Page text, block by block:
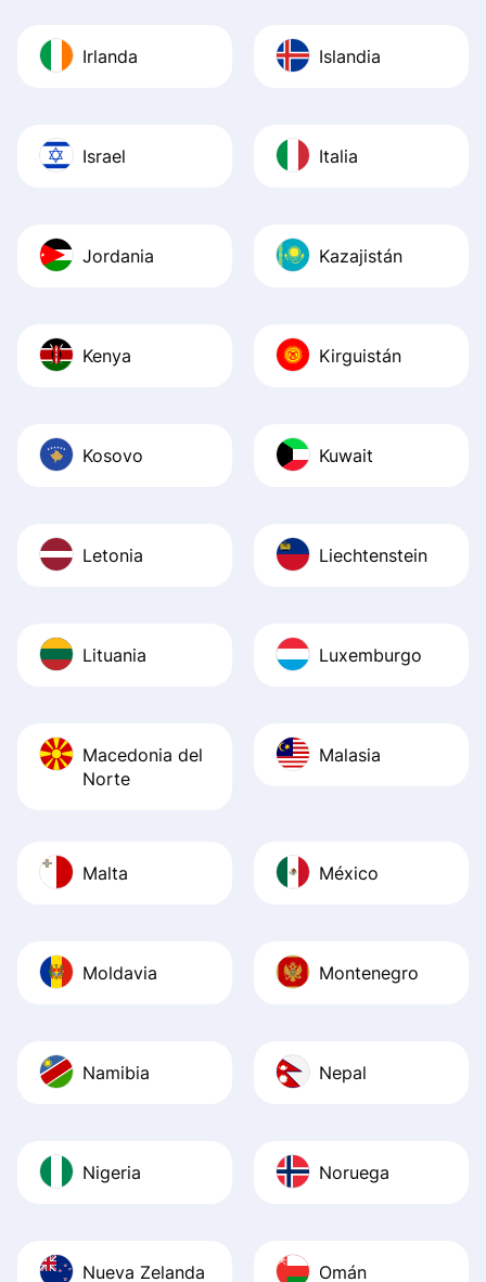
Irlanda Islandia
Israel Italia
Jordania Kazajistán
Kenya Kirguistán
Kosovo Kuwait
Letonia Liechtenstein
Lituania Luxemburgo
Macedonia del
Norte
Malasia
Malta México
Moldavia Montenegro
Namibia Nepal
Nigeria Noruega
Nueva Zelanda Omán